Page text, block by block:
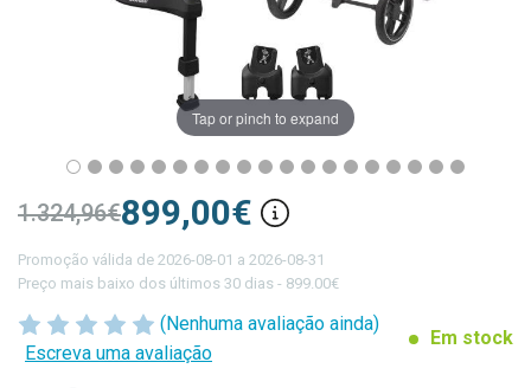
Tap or pinch to expand
(Nenhuma avaliação ainda)
Escreva uma avaliação
Em stock
899,00€
1.324,96€
Promoção válida de 2026-08-01 a 2026-08-31
Preço mais baixo dos últimos 30 dias - 899.00€